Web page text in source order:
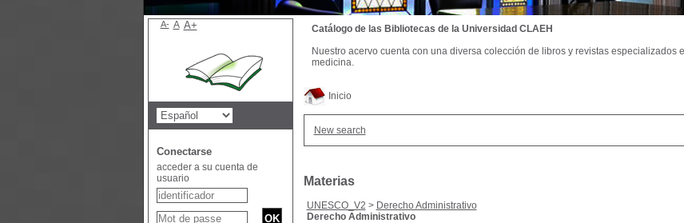
Inicio
New search
Materias
UNESCO_V2 > Derecho Administrativo
Derecho Administrativo
Catálogo de las Bibliotecas de la Universidad CLAEH
Nuestro acervo cuenta con una diversa colección de libros y revistas especializados
medicina.
A- A A+
Conectarse
acceder a su cuenta de
usuario